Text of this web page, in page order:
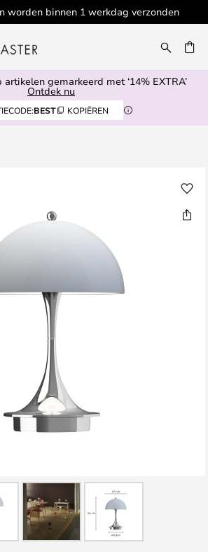
worden binnen 1 werkdag verzonden
artikelen gemarkeerd met ‘14% EXTRA’
Ontdek nu
BEST KOPIËREN